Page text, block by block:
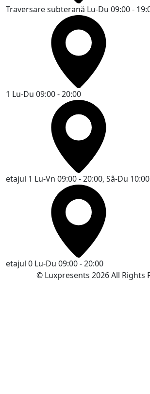
Traversare subterană Lu-Du 09:00 -
1 Lu-Du 09:00 - 20:00
etajul 1 Lu-Vn 09:00 - 20:00, Sâ-Du
etajul 0 Lu-Du 09:00 - 20:00
© Luxpresents 2026 All Rights